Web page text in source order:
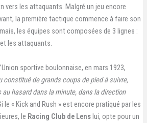
vers les attaquants. Malgré un jeu encore
la première tactique commence à faire son
les équipes sont composées de 3 lignes :
les attaquants.
sportive boulonnaise, en mars 1923,
constitué de grands coups de pied à suivre,
au hasard dans la minute, dans la direction
le « Kick and Rush » est encore pratiqué par les
le Racing Club de Lenslui, opte pour un